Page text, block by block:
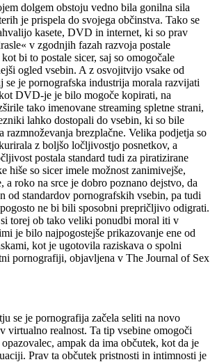
dolgem obstoju vedno bila gonilna sila
je prispela do svojega občinstva. Tako se
kasete, DVD in internet, ki so prav
v zgodnjih fazah razvoja postale
bi to postale sicer, saj so omogočale
ogled vsebin. A z osvojitvijo vsake od
se je pornografska industrija morala razvijati
DVD-je je bilo mogoče kopirati, na
tako imenovane streaming spletne strani,
lahko dostopali do vsebin, ki so bile
razmnoževanja brezplačne. Velika podjetja so
z boljšo ločljivostjo posnetkov, a
postala standard tudi za piratizirane
hiše so sicer imele možnost zanimivejše,
a roko na srce je dobro poznano dejstvo, da
od standardov pornografskih vsebin, pa tudi
ne bi bili sposobni prepričljivo odigrati.
torej ob tako veliki ponudbi moral iti v
je bilo najpogostejše prikazovanje ene od
kot je ugotovila raziskava o spolni
pornografiji, objavljena v The Journal of Sex
se je pornografija začela seliti na novo
virtualno realnost. Ta tip vsebine omogoči
ampak da ima občutek, kot da je
Prav ta občutek pristnosti in intimnosti je